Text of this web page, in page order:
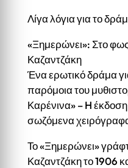
Λίγα λόγια για το
«Ξημερώνει»: Στο
Καζαντζάκη
Ένα ερωτικό δράμα
παρόμοια του
Καρένινα» – H
σωζόμενα
Το «Ξημερώνει»
Καζαντζάκη το 1906